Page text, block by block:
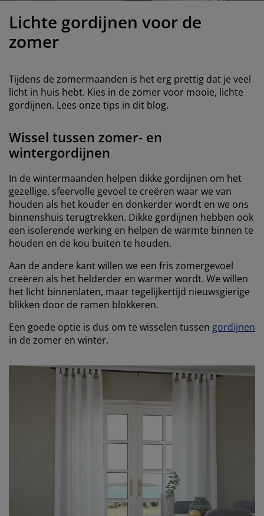
en accessoires
en strijken
Lichte gordijnen voor de
zomer
Tijdens de zomermaanden is het erg prettig dat je veel
licht in huis hebt. Kies in de zomer voor mooie, lichte
gordijnen. Lees onze tips in dit blog.
Wissel tussen zomer- en
wintergordijnen
In de wintermaanden helpen dikke gordijnen om het
gezellige, sfeervolle gevoel te creëren waar we van
houden als het kouder en donkerder wordt en we ons
binnenshuis terugtrekken. Dikke gordijnen hebben ook
een isolerende werking en helpen de warmte binnen te
houden en de kou buiten te houden.
Aan de andere kant willen we een fris zomergevoel
creëren als het helderder en warmer wordt. We willen
het licht binnenlaten, maar tegelijkertijd nieuwsgierige
blikken door de ramen blokkeren.
Een goede optie is dus om te wisselen tussen gordijnen
in de zomer en winter.